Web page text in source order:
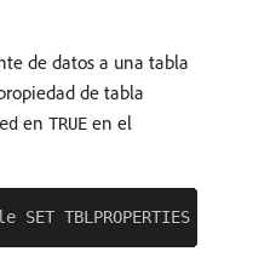
de datos a una tabla
de tabla
en TRUE en el